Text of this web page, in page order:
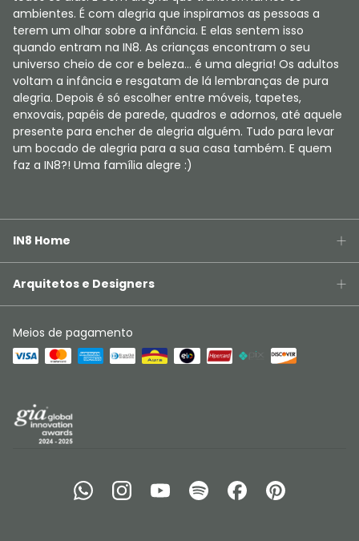
ambientes. É com alegria que inspiramos as pessoas a
terem um olhar sobre a infância. E elas sentem isso
quando entram na IN8. As crianças encontram o seu
universo cheio de cor e beleza... é uma alegria! Os adultos
voltam a infância e resgatam de lá lembranças de pura
alegria. Depois é só escolher entre móveis, tapetes,
enxovais, papéis de parede, quadros e adornos, até aquele
presente para encher de alegria alguém. Tudo para levar
um bocado de alegria para a sua casa também. E quem
faz a IN8?! Uma família alegre :)
IN8 Home
Arquitetos e Designers
Meios de pagamento